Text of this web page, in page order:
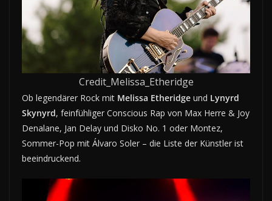
Credit_Melissa_Etheridge
Ob legendärer Rock mit Melissa Etheridge und Lynyrd
Skynyrd, feinfühliger Conscious Rap von Max Herre & Joy
Denalane, Jan Delay und Disko No. 1 oder Montez,
Sommer-Pop mit Álvaro Soler – die Liste der Künstler ist
beeindruckend.